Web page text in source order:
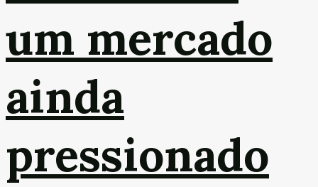
um mercado
ainda
pressionado